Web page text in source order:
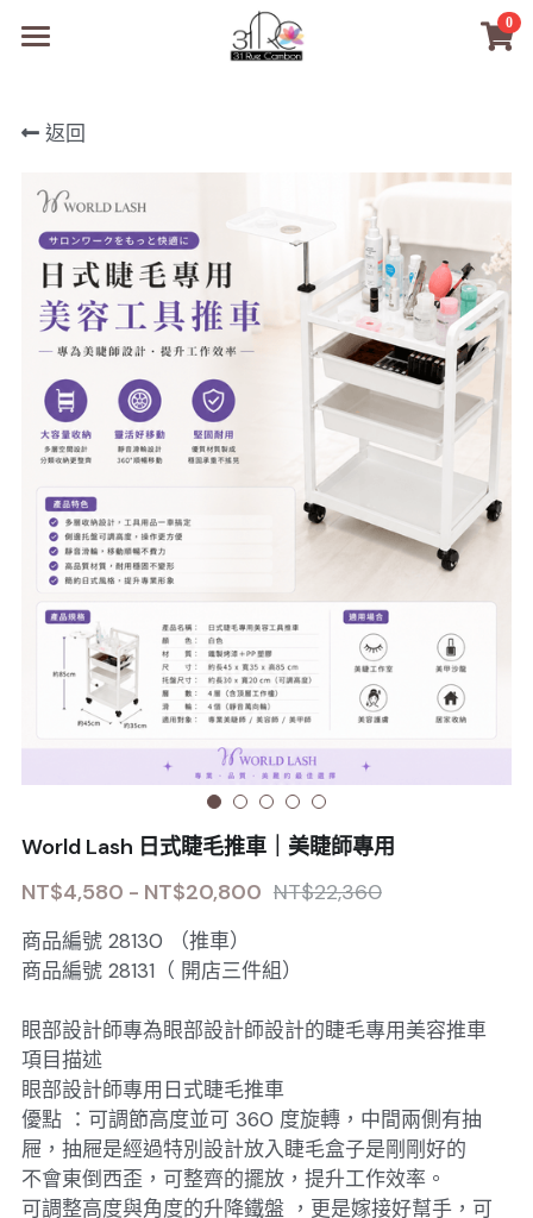
0
商品
PreMedi眼部護理
PreMedi眼部護理
數位電子書
經典單根圓毛
超值購物金
WL睫毛
小紅書款
扁毛調色
日式扁毛
極細睫毛
彩色睫毛
WORLDLASH
睫毛黑膠
睫毛前處裡
睫毛卸除
睫毛夾子
睫毛周邊
睫毛保養
Sale睫毛
絕版彩睫
絕版扁毛
絕版W型
日本OMD美甲品牌
轉頭凝膠
凝膠機器
修甲磨棒
檢定商品
商材選購
品牌開店包
OEM訂製
技術課程
最新文章
教學教室
NEA睫毛協會
搜索
繁體中文
繁體中文
註冊/登入
返回
World Lash 日式睫毛推車｜美睫師專用
NT$4,580 - NT$20,800 NT$22,360
商品編號 28130 （推車）
商品編號 28131（ 開店三件組）
眼部設計師專為眼部設計師設計的睫毛專用美容推車
項目描述
眼部設計師專用日式睫毛推車
優點 ：可調節高度並可 360 度旋轉，中間兩側有抽
屜，抽屜是經過特別設計放入睫毛盒子是剛剛好的
不會東倒西歪，可整齊的擺放，提升工作效率。
可調整高度與角度的升降鐵盤 ，更是嫁接好幫手，可
×
商品分類
所有商品分類